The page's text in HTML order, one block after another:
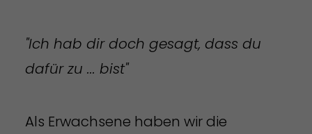
"Ich hab dir doch gesagt, dass du
dafür zu ... bist"
Als Erwachsene haben wir die